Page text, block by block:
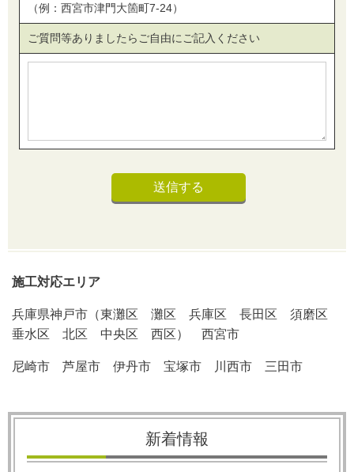
（例：西宮市津門大箇町7-24）
ご質問等ありましたらご自由にご記入ください
施工対応エリア
兵庫県神戸市（東灘区 灘区 兵庫区 長田区 須磨区
垂水区 北区 中央区 西区） 西宮市
尼崎市 芦屋市 伊丹市 宝塚市 川西市 三田市
新着情報